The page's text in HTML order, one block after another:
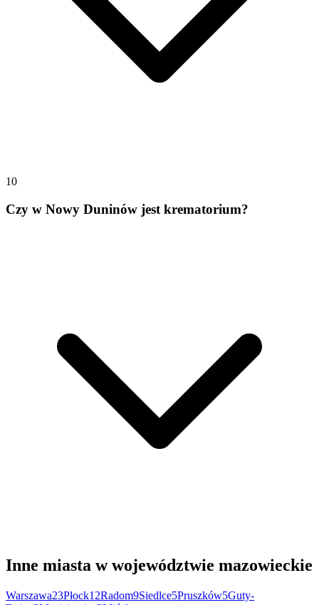
10
Czy w Nowy Duninów jest krematorium?
Inne miasta w województwie mazowieckie
Warszawa23Płock12Radom9Siedlce5Pruszków5Guty-